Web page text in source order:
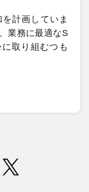
計画していま
業務に最適なS
取り組むつも